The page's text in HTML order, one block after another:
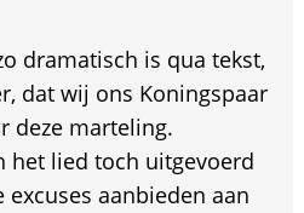
dramatisch is qua tekst,
dat wij ons Koningspaar
deze marteling.
het lied toch uitgevoerd
aanbieden aan